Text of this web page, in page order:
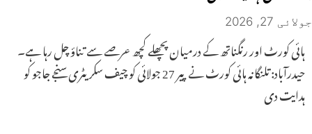
جولائی 27, 2026
ہائی کورٹ اور رنگناتھ کے درمیان پچھلے کچھ عرصے سے تناؤ چل رہا ہے۔
حیدرآباد: تلنگانہ ہائی کورٹ نے پیر 27 جولائی کو چیف سکریٹری سنجے جاجو کو
ہدایت دی